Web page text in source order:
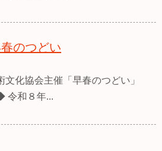
のつどい
文化協会主催「早春のつどい」
和８年...